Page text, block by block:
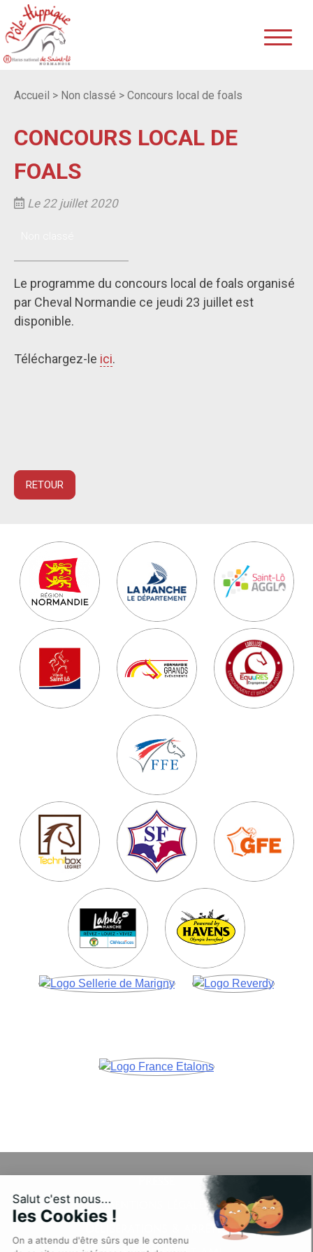
Salut c'est nous...
les Cookies !
On a attendu d'être sûrs que le contenu
Accueil > Non classé > Concours local de foals
CONCOURS LOCAL DE
FOALS
Le 22 juillet 2020
Le programme du concours local de foals organisé
par Cheval Normandie ce jeudi 23 juillet est
disponible.
Téléchargez-le ici.
RETOUR
Mentions légales
Délibérations & arrêtés